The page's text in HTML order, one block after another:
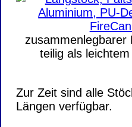
zusammenlegbarer
teilig als
Zur Zeit sind alle
Längen verfügbar.